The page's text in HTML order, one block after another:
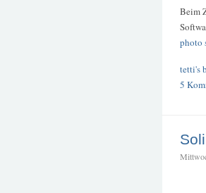
Beim
photo
tetti's
5